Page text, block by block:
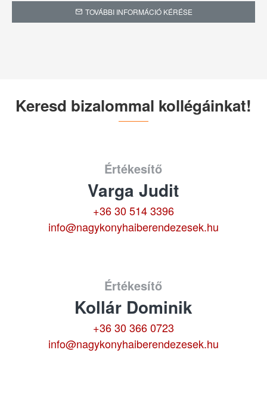
TOVÁBBI INFORMÁCIÓ KÉRÉSE
Keresd bizalommal kollégáinkat!
Értékesítő
Varga Judit
+36 30 514 3396
info@nagykonyhaiberendezesek.hu
Értékesítő
Kollár Dominik
+36 30 366 0723
info@nagykonyhaiberendezesek.hu